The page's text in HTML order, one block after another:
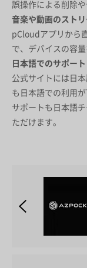
誤操作による削除
音楽や動画のスト
pCloudアプリから
で、デバイスの容
日本語でのサポート
公式サイトには日
も日本語での利用が
サポートも日本語
ただけます。